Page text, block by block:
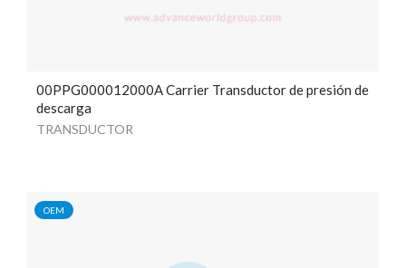
00PPG000012000A Carrier Transductor de presión de
descarga
TRANSDUCTOR
OEM